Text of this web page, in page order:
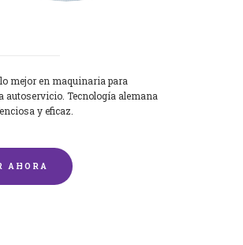
mejor en maquinaria para
autoservicio. Tecnología alemana
y eficaz.
AHORA